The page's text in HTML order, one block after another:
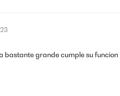
bastante grande cumple su funcion